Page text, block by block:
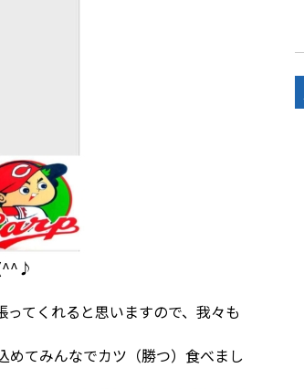
ってくれると思いますので、我々も
めてみんなでカツ（勝つ）食べまし